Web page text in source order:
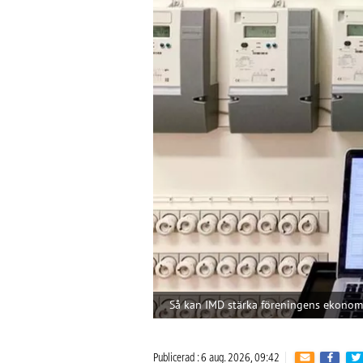
Så kan IMD stärka föreningens
Publicerad : 6 aug. 2026, 09:42